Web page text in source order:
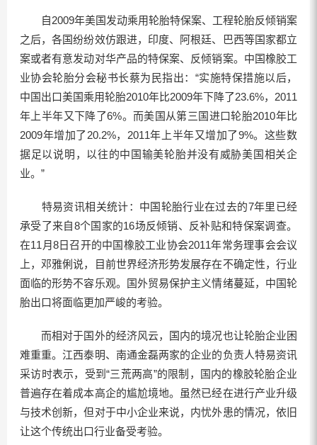
自2009年美国发动乘用轮胎特保案、工程轮胎反倾销案
之后，各国纷纷效仿跟进，印度、阿根廷、巴西等国家都立
案或者有意发动对华产品的特保案、反倾销案。中国橡胶工
业协会轮胎分会秘书长蔡为民指出：“实施特保措施以后，
中国出口美国乘用轮胎2010年比2009年下降了23.6%，2011
年上半年又下降了6%。而美国从第三国进口轮胎2010年比
2009年增加了20.2%，2011年上半年又增加了9%。这些数
据足以说明，以往的中国输美轮胎并没有威胁美国相关企
业。”
特易资讯相关统计：中国轮胎行业在过去的7年里已经
承受了来自8个国家的16场反倾销、反补贴和特保案调查。
在11月8日召开的中国橡胶工业协会2011年常务理事会会议
上，邓雅俐说，目前世界经济形势发展存在不确定性，行业
面临的形势不容乐观。国外贸易保护主义情绪蔓延，中国轮
胎出口将面临更加严峻的考验。
而相对于国外的经济风云，国内的境况也让轮胎企业困
难重重。江西泰明、南通金磊两家的企业的负责人特易资讯
采访时表示，受到“三荒两高”的限制，国内的橡胶轮胎企业
普遍存在着成本高企的尴尬境地。虽然已经在进行产业升级
与技术创新，但对于中小企业来说，内忧外患的情况，依旧
让这个传统出口行业备受考验。